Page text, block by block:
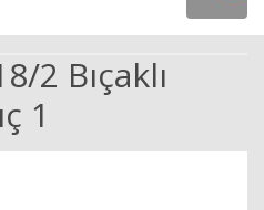
2 Bıçaklı
1